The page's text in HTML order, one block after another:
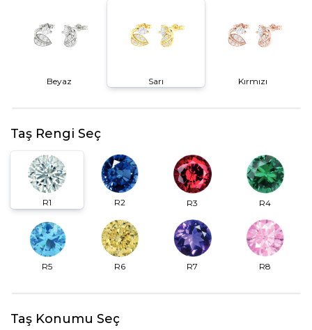
Beyaz Sarı Kırmızı
Taş Rengi Seç
R1 R2 R3 R4
R5 R6 R7 R8
Taş Konumu Seç